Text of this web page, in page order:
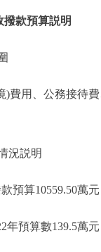
款預算説明
用、公務接待費
況説明
算10559.50萬元
預算數139.5萬元